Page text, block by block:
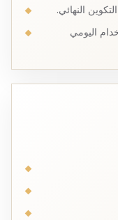
النهائي.
اليومي